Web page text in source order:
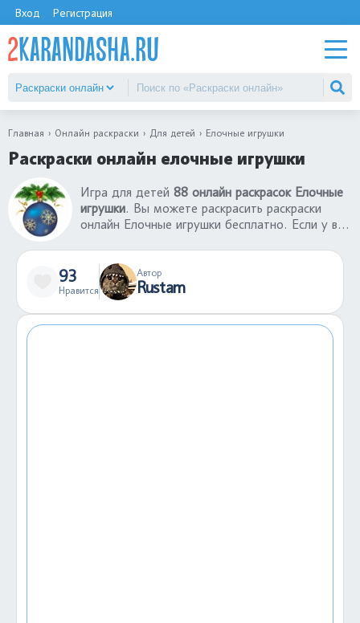
Вход Регистрация
Главная Онлайн раскраски Для детей Елочные игрушки
Раскраски онлайн елочные игрушки
Игра для детей 88 онлайн раскрасок Елочные
игрушки. Вы можете раскрасить раскраски
онлайн Елочные игрушки бесплатно. Если у вас
нашим сервисом, где лучшие раскраски онлайн
Елочные игрушки. Можете отправить ссылку
другу и вместе играть в раскраски-онлайн. В
каталоге большой выбор раскрасок-онлайн для
93
Нравится
Автор
Rustam